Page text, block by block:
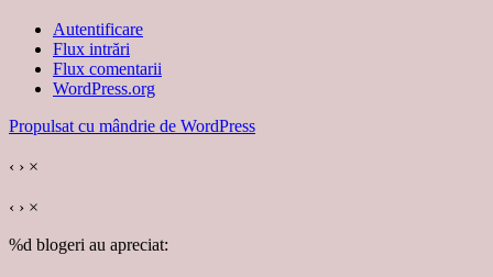
Autentificare
Flux intrări
Flux comentarii
WordPress.org
Propulsat cu mândrie de WordPress
‹ › ×
‹ › ×
%d blogeri au apreciat: